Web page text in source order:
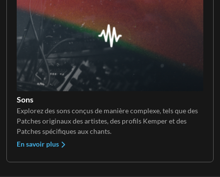
Sons
Explorez des sons conçus de manière complexe, tels que des
Patches originaux des artistes, des profils Kemper et des
Patches spécifiques aux chants.
En savoir plus